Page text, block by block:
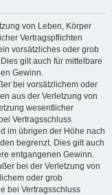
von Leben, Körper
Vertragspflichten
vorsätzliches oder grob
gilt auch für mittelbare
Gewinn.
bei vorsätzlichem oder
aus der Verletzung von
wesentlicher
Vertragsschluss
im übrigen der Höhe nach
begrenzt. Dies gilt auch
entgangenen Gewinn.
bei der Verletzung von
oder grob
bei Vertragsschluss